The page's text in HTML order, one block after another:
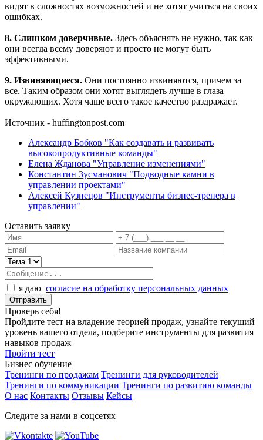
видят в сложностях возможностей и не хотят учиться на своих
ошибках.
8. Слишком доверчивые. Здесь объяснять не нужно, так как
они всегда всему доверяют и просто не могут быть
эффективными.
9. Извиняющиеся. Они постоянно извиняются, причем за
все. Таким образом они хотят выглядеть лучше в глаза
окружающих. Хотя чаще всего такое качество раздражает.
Источник - huffingtonpost.com
Александр Бобков "Как создавать и развивать
высокопродуктивные команды"
Елена Жданова "Управление изменениями"
Константин Зусманович "Подводные камни в
управлении проектами"
Алексей Кузнецов "Инструменты бизнес-тренера в
управлении"
Оставить заявку
я даю согласие на обработку персональных данных
Проверь себя!
Пройдите тест на владение теорией продаж, узнайте текущий
уровень вашего отдела, подберите инструменты для развития
навыков продаж
Пройти тест
Бизнес обучение
Тренинги по продажам Тренинги для руководителей
Тренинги по коммуникации Тренинги по развитию команды
О нас Контакты Отзывы Кейсы
Следите за нами в соцсетях